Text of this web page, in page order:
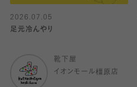
2026.07.05
足元冷んやり
靴下屋
イオンモール橿原店